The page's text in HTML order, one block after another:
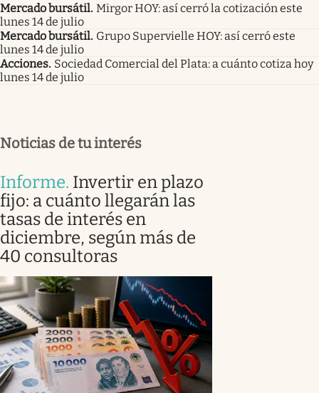
Mercado bursátil. Mirgor HOY: así cerró la cotización este
lunes 14 de julio
Mercado bursátil. Grupo Supervielle HOY: así cerró este
lunes 14 de julio
Acciones. Sociedad Comercial del Plata: a cuánto cotiza hoy
lunes 14 de julio
Noticias de tu interés
Informe. Invertir en plazo
fijo: a cuánto llegarán las
tasas de interés en
diciembre, según más de
40 consultoras